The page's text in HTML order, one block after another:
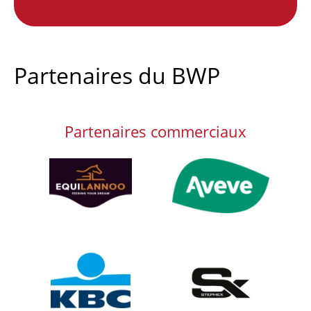
Partenaires du BWP
Partenaires commerciaux
Afbeelding Afbeelding
Afbeelding